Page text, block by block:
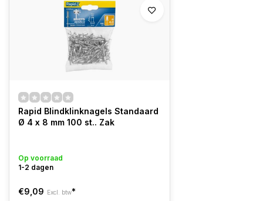
Rapid Blindklinknagels Standaard
Ø 4 x 8 mm 100 st.. Zak
Op voorraad
1-2 dagen
€9,09 Excl. btw*